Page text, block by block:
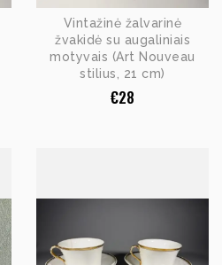
Vintažinė žalvarinė
žvakidė su augaliniais
motyvais (Art Nouveau
stilius, 21 cm)
€28